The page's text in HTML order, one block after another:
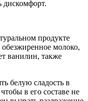
дискомфорт.
продукте
обезжиренное молоко,
ванилин, также
белую сладость в
в его составе не